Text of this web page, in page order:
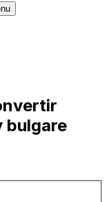
bulgare